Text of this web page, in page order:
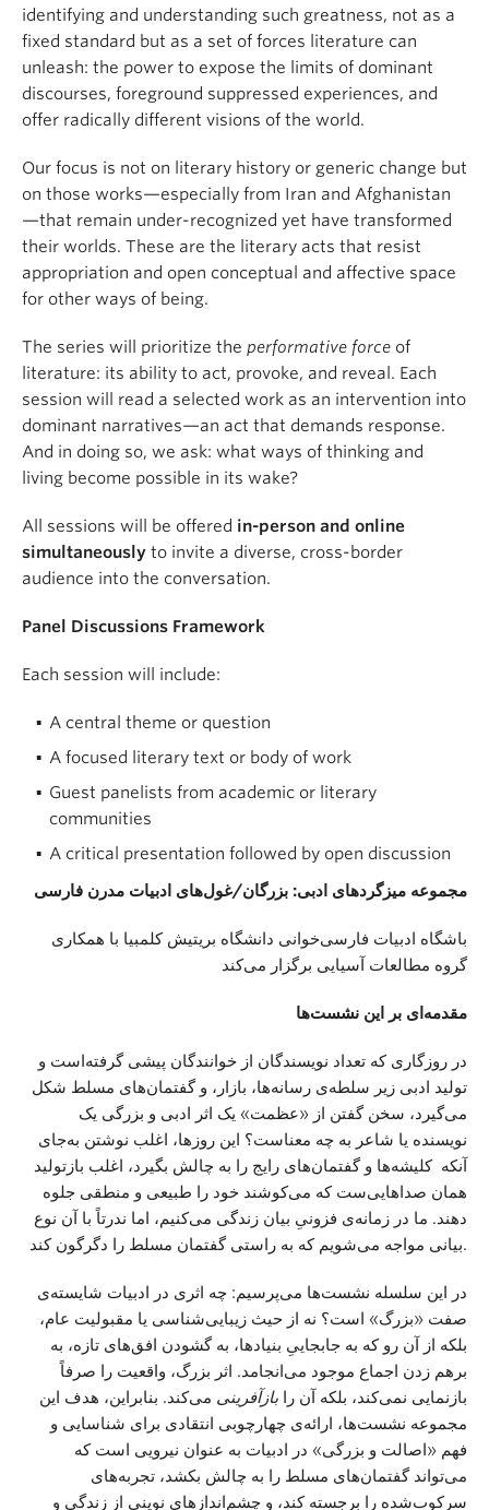
identifying and understanding such greatness, not as a
fixed standard but as a set of forces literature can
unleash: the power to expose the limits of dominant
discourses, foreground suppressed experiences, and
offer radically different visions of the world.
Our focus is not on literary history or generic change but
on those works—especially from Iran and Afghanistan
—that remain under-recognized yet have transformed
their worlds. These are the literary acts that resist
appropriation and open conceptual and affective space
for other ways of being.
The series will prioritize the performative force of
literature: its ability to act, provoke, and reveal. Each
session will read a selected work as an intervention into
dominant narratives—an act that demands response.
And in doing so, we ask: what ways of thinking and
living become possible in its wake?
All sessions will be offered in-person and online
simultaneously to invite a diverse, cross-border
audience into the conversation.
Panel Discussions Framework
Each session will include:
A central theme or question
A focused literary text or body of work
Guest panelists from academic or literary
communities
A critical presentation followed by open discussion
مجموعه میزگردهای ادبی: بزرگان/غول‌های ادبیات مدرن فارسی
باشگاه ادبیات فارسی‌خوانی دانشگاه بریتیش کلمبیا با همکاری
گروه مطالعات آسیایی برگزار می‌کند
مقدمه‌ای بر این نشست‌ها
در روزگاری که تعداد نویسندگان از خوانندگان پیشی گرفته‌است و
تولید ادبی زیر سلطه‌ی رسانه‌ها، بازار، و گفتمان‌های مسلط شکل
می‌گیرد، سخن گفتن از «عظمت» یک اثر ادبی و بزرگی یک
نویسنده یا شاعر به چه معناست؟ این روزها، اغلب نوشتن به‌جای
آنکه کلیشه‌ها و گفتمان‌های رایج را به چالش بگیرد، اغلب بازتولید
همان صداهایی‌ست که می‌کوشند خود را طبیعی و منطقی جلوه
دهند. ما در زمانه‌ی فزونیِ بیان زندگی می‌کنیم، اما ندرتاً با آن نوع
بیانی مواجه می‌شویم که به راستی گفتمان مسلط را دگرگون کند.
در این سلسله نشست‌ها می‌پرسیم: چه اثری در ادبیات شایسته‌ی
صفت «بزرگ» است؟ نه از حیث زیبایی‌شناسی یا مقبولیت عام،
بلکه از آن رو که به جابجاییِ بنیادها، به گشودن افق‌های تازه، به
برهم زدن اجماع موجود می‌انجامد. اثر بزرگ، واقعیت را صرفاً
بازنمایی نمی‌کند، بلکه آن را بازآفرینی می‌کند. بنابراین، هدف این
مجموعه نشست‌ها، ارائه‌ی چهارچوبی انتقادی برای شناسایی و
فهم «اصالت و بزرگی» در ادبیات به عنوان نیرویی است که
می‌تواند گفتمان‌های مسلط را به چالش بکشد، تجربه‌های
سرکوب‌شده را برجسته کند، و چشم‌اندازهای نوینی از زندگی و